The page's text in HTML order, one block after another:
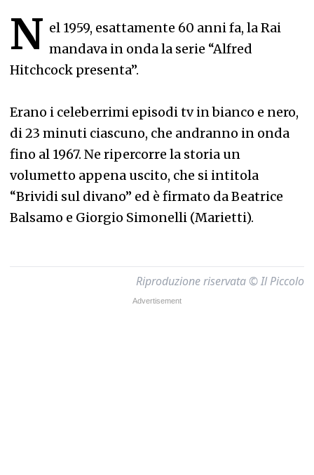
N el 1959, esattamente 60 anni fa, la Rai
mandava in onda la serie “Alfred
Hitchcock presenta”.
Erano i celeberrimi episodi tv in bianco e nero,
di 23 minuti ciascuno, che andranno in onda
fino al 1967. Ne ripercorre la storia un
volumetto appena uscito, che si intitola
“Brividi sul divano” ed è firmato da Beatrice
Balsamo e Giorgio Simonelli (Marietti).
Riproduzione riservata © Il Piccolo